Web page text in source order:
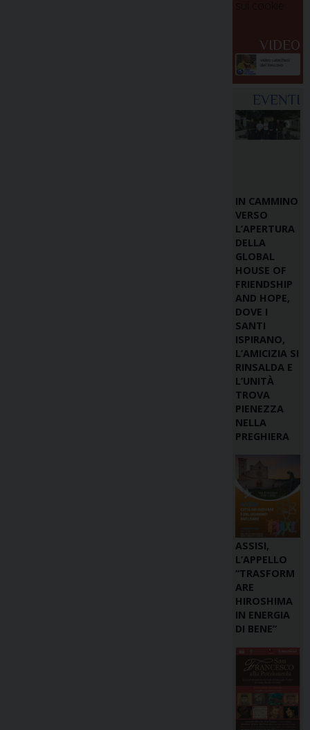
VIDEO
EVENTI
IN CAMMINO
VERSO
L’APERTURA
DELLA
GLOBAL
HOUSE OF
FRIENDSHIP
AND HOPE,
DOVE I
SANTI
ISPIRANO,
L’AMICIZIA SI
RINSALDA E
L’UNITÀ
TROVA
PIENEZZA
NELLA
PREGHIERA
ASSISI,
L’APPELLO
“TRASFORM
ARE
HIROSHIMA
IN ENERGIA
DI BENE”